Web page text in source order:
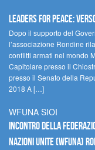
Leaders for peace:
Dopo il supporto del
l’associazione Rondine
conflitti armati nel mondo
Capitolare presso il
presso il Senato della
2018 A […]
WFUNA SIOI
Incontro della
Nazioni Unite (WFUNA)